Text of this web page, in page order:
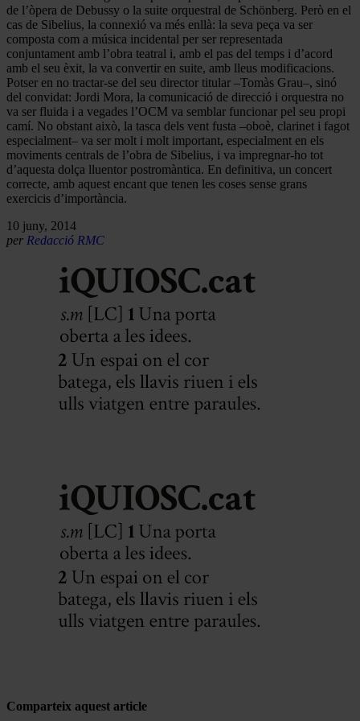
de l’òpera de Debussy o la suite orquestral de Schönberg. Però en el
cas de Sibelius, la connexió va més enllà: la seva peça va ser
composta com a música incidental per ser representada
conjuntament amb l’obra teatral i, amb el pas del temps i d’acord
amb el seu èxit, la va convertir en suite, amb lleus modificacions.
Potser en no tractar-se del seu director titular –Tomàs Grau–, sinó
del convidat: Jordi Mora, la comunicació de direcció i orquestra no
va ser fluida i a vegades l’OCM va semblar funcionar pel seu propi
camí. No obstant això, la tasca dels vent fusta –oboè, clarinet i fagot
especialment– va ser molt i molt important, especialment en els
moviments centrals de l’obra de Sibelius, i va impregnar-ho tot
d’aquesta dolça lluentor postromàntica. En definitiva, un concert
correcte, amb aquest encant que tenen les coses sense grans
exercicis d’importància.
10 juny, 2014
per Redacció RMC
Comparteix aquest article